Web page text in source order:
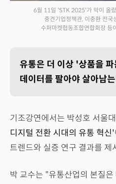
6월 11일 'STK 2025'가 막이 올
중견기업정책관, 이충환 전국
수퍼마켓협동조합연합회장 등
유통은 더 이상 '상품을
데이터를 팔아야 살아남
기조강연에서는 박성호 서울
디지털 전환 시대의 유통 혁신'
트렌드와 실증 연구 결과를 제
박 교수는 "유통산업의 본질